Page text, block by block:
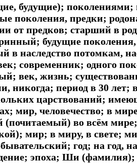
будущие); поколениями;
поколения, предки;
от предков; старший в
будущие
в наследство потомкам,
современник; одного
век, жизнь;
никогда; период в 30 лет;
царствований;
мир, человечество; в
во всём
мир; в миру, в свете;
год; на год,
эпоха; Ши